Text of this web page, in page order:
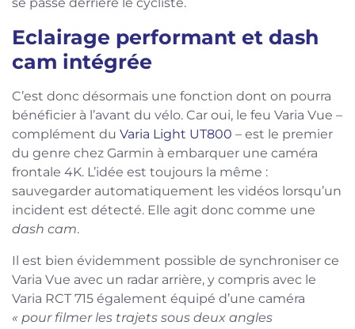
Eclairage performant et dash
cam intégrée
C’est donc désormais une fonction dont on pourra
bénéficier à l’avant du vélo. Car oui, le feu Varia Vue –
complément du Varia Light UT800 – est le premier
du genre chez Garmin à embarquer une caméra
frontale 4K. L’idée est toujours la même :
sauvegarder automatiquement les vidéos lorsqu’un
incident est détecté. Elle agit donc comme une
dash cam.
Il est bien évidemment possible de synchroniser ce
Varia Vue avec un radar arrière, y compris avec le
Varia RCT 715 également équipé d’une caméra
« pour filmer les trajets sous deux angles